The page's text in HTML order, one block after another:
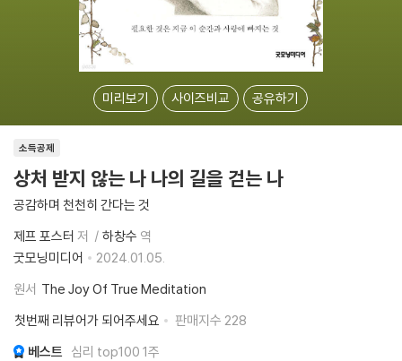
미리보기 사이즈비교 공유하기
소득공제
상처 받지 않는 나 나의 길을 걷는 나
공감하며 천천히 간다는 것
제프 포스터 저 하창수 역
굿모닝미디어
2024.01.05.
원서 The Joy Of True Meditation
첫번째 리뷰어가 되어주세요
판매지수 228
베스트 심리 top100 1주